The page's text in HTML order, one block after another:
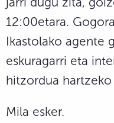
12:00etara.
Ikastolako agente
eskuragarri eta
hitzordua
Mila esker.